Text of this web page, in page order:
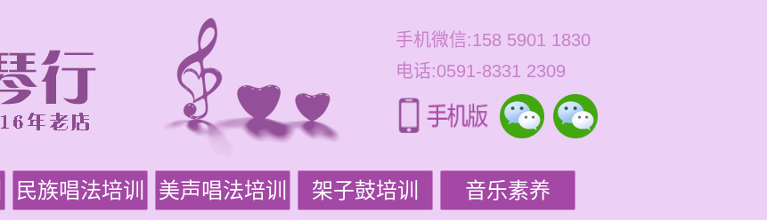
手机微信:158 5901 1830
电话:0591-8331 2309
民族唱法培训 美声唱法培训 架子鼓培训 音乐素养